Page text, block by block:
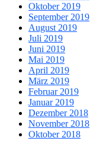
Oktober 2019
September 2019
August 2019
Juli 2019
Juni 2019
Mai 2019
April 2019
März 2019
Februar 2019
Januar 2019
Dezember 2018
November 2018
Oktober 2018